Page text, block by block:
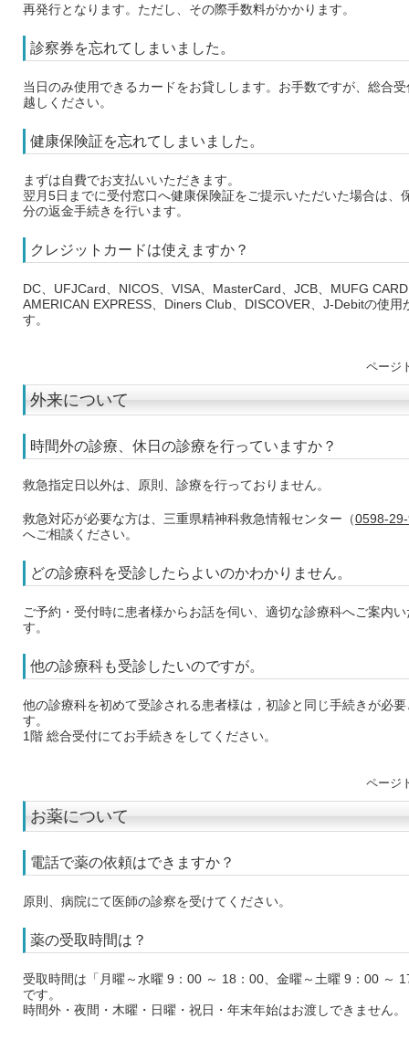
再発行となります。ただし、その際手数料がかかります。
診察券を忘れてしまいました。
当日のみ使用できるカードをお貸しします。お手数ですが、総合
越しください。
健康保険証を忘れてしまいました。
まずは自費でお支払いいただきます。
翌月5日までに受付窓口へ健康保険証をご提示いただいた場合は、
分の返金手続きを行います。
クレジットカードは使えますか？
DC、UFJCard、NICOS、VISA、MasterCard、JCB、MUFG
AMERICAN EXPRESS、Diners Club、DISCOVER、J-Debitの使用
す。
ページ
外来について
時間外の診療、休日の診療を行っていますか？
救急指定日以外は、原則、診療を行っておりません。
救急対応が必要な方は、三重県精神科救急情報センター（0598-
へご相談ください。
どの診療科を受診したらよいのかわかりません。
ご予約・受付時に患者様からお話を伺い、適切な診療科へご案内
す。
他の診療科も受診したいのですが。
他の診療科を初めて受診される患者様は，初診と同じ手続きが必
す。
1階 総合受付にてお手続きをしてください。
ページ
お薬について
電話で薬の依頼はできますか？
原則、病院にて医師の診察を受けてください。
薬の受取時間は？
受取時間は「月曜～水曜 9：00 ～ 18：00、金曜～土曜 9：00 ～
です。
時間外・夜間・木曜・日曜・祝日・年末年始はお渡しできません。